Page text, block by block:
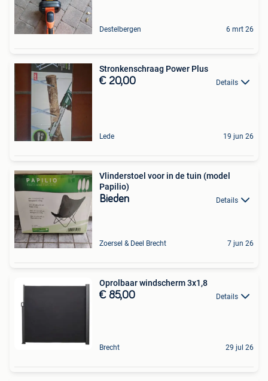
Destelbergen 6 mrt 26
Stronkenschraag Power Plus
€ 20,00 Details
Lede 19 jun 26
Vlinderstoel voor in de tuin (model
Papilio)
Bieden Details
Zoersel & Deel Brecht 7 jun 26
Oprolbaar windscherm 3x1,8
€ 85,00 Details
Brecht 29 jul 26